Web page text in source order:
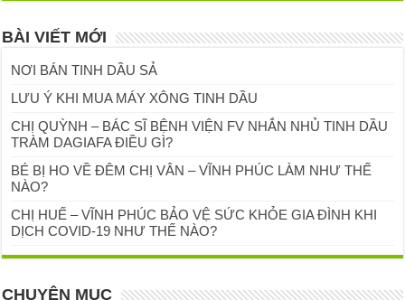
BÀI VIẾT MỚI
NƠI BÁN TINH DẦU SẢ
LƯU Ý KHI MUA MÁY XÔNG TINH DẦU
CHỊ QUỲNH – BÁC SĨ BỆNH VIỆN FV NHẮN NHỦ TINH DẦU
TRÀM DAGIAFA ĐIỀU GÌ?
BÉ BỊ HO VỀ ĐÊM CHỊ VÂN – VĨNH PHÚC LÀM NHƯ THẾ
NÀO?
CHỊ HUẾ – VĨNH PHÚC BẢO VỆ SỨC KHỎE GIA ĐÌNH KHI
DỊCH COVID-19 NHƯ THẾ NÀO?
CHUYÊN MỤC